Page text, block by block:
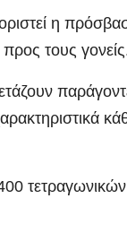
η
τους
τετραγωνικών